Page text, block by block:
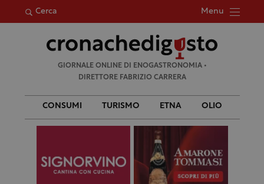
Cerca Menu
per:
GIORNALE ONLINE DI ENOGASTRONOMIA •
DIRETTORE FABRIZIO CARRERA
CONSUMI TURISMO ETNA OLIO